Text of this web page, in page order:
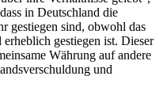
in Deutschland die
gestiegen sind, obwohl das
gestiegen ist. Dieser
Währung auf andere
und